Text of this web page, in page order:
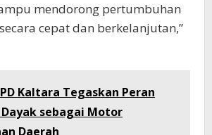
mendorong pertumbuhan
cepat dan berkelanjutan,”
Kaltara Tegaskan Peran
sebagai Motor
Daerah